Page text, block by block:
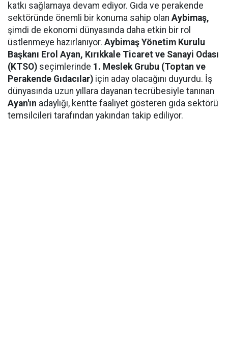
katkı sağlamaya devam ediyor. Gıda ve perakende
sektöründe önemli bir konuma sahip olan Aybimaş,
şimdi de ekonomi dünyasında daha etkin bir rol
üstlenmeye hazırlanıyor. Aybimaş Yönetim Kurulu
Başkanı Erol Ayan, Kırıkkale Ticaret ve Sanayi Odası
(KTSO) seçimlerinde 1. Meslek Grubu (Toptan ve
Perakende Gıdacılar) için aday olacağını duyurdu. İş
dünyasında uzun yıllara dayanan tecrübesiyle tanınan
Ayan'ın adaylığı, kentte faaliyet gösteren gıda sektörü
temsilcileri tarafından yakından takip ediliyor.